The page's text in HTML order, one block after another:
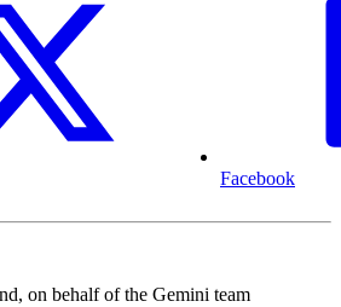
Facebook
on behalf of the Gemini team